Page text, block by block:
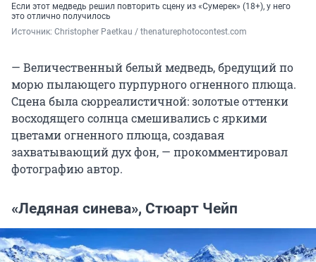
Если этот медведь решил повторить сцену из «Сумерек» (18+), у него
это отлично получилось
Источник: Christopher Paetkau / thenaturephotocontest.com
— Величественный белый медведь, бредущий по
морю пылающего пурпурного огненного плюща.
Сцена была сюрреалистичной: золотые оттенки
восходящего солнца смешивались с яркими
цветами огненного плюща, создавая
захватывающий дух фон, — прокомментировал
фотографию автор.
«Ледяная синева», Стюарт Чейп